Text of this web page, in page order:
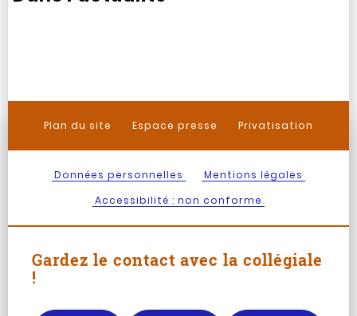
Plan du site Espace presse Privatisation
Données personnelles
Mentions légales
Accessibilité : non conforme
Gardez le contact avec la collégiale
!